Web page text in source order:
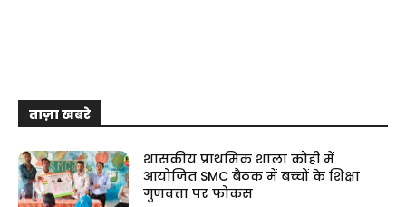
ताज़ा खबरे
शासकीय प्राथमिक शाला कौही में
आयोजित SMC बैठक में बच्चों के शिक्षा
गुणवत्ता पर फोकस